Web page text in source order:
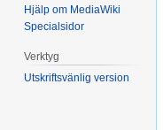
Hjälp om MediaWiki
Specialsidor
Verktyg
Utskriftsvänlig version